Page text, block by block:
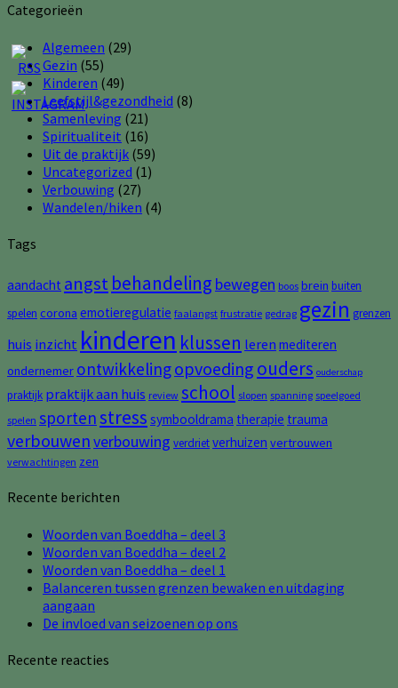
Categorieën
Algemeen (29)
Gezin (55)
Kinderen (49)
Leefstijl&gezondheid (8)
Samenleving (21)
Spiritualiteit (16)
Uit de praktijk (59)
Uncategorized (1)
Verbouwing (27)
Wandelen/hiken (4)
Tags
aandacht angst behandeling bewegen boos brein buiten
spelen corona emotieregulatie faalangst frustratie gedrag gezin grenzen
huis inzicht kinderen klussen leren mediteren
ondernemer ontwikkelingopvoeding ouders ouderschap
praktijk praktijk aan huis review school slopen spanning speelgoed
spelen sportenstress symbooldrama therapie trauma
verbouwenverbouwing verdrietverhuizen vertrouwen
verwachtingen zen
Recente berichten
Woorden van Boeddha – deel 3
Woorden van Boeddha – deel 2
Woorden van Boeddha – deel 1
Balanceren tussen grenzen bewaken en uitdaging
aangaan
De invloed van seizoenen op ons
Recente reacties